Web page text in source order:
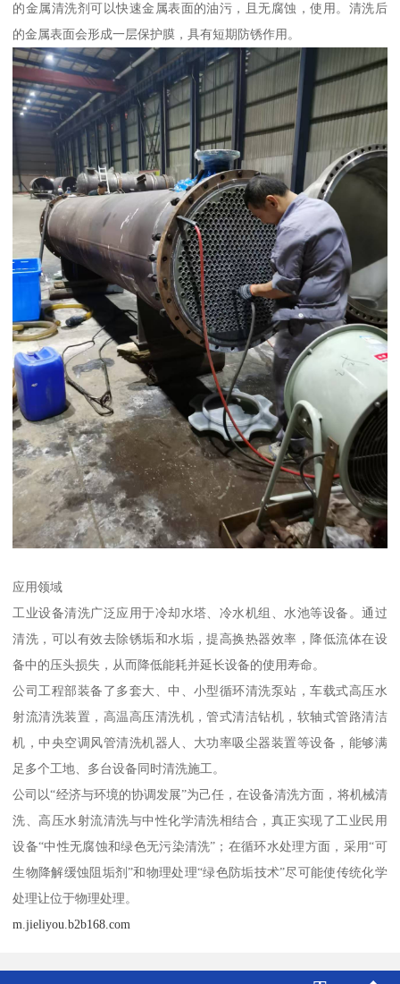
的金属清洗剂可以快速金属表面的油污，且无腐蚀，使用。清洗后
的金属表面会形成一层保护膜，具有短期防锈作用。
应用领域
工业设备清洗广泛应用于冷却水塔、冷水机组、水池等设备。通过
清洗，可以有效去除锈垢和水垢，提高换热器效率，降低流体在设
备中的压头损失，从而降低能耗并延长设备的使用寿命。
公司工程部装备了多套大、中、小型循环清洗泵站，车载式高压水
射流清洗装置，高温高压清洗机，管式清洁钻机，软轴式管路清洁
机，中央空调风管清洗机器人、大功率吸尘器装置等设备，能够满
足多个工地、多台设备同时清洗施工。
公司以“经济与环境的协调发展”为己任，在设备清洗方面，将机械清
洗、高压水射流清洗与中性化学清洗相结合，真正实现了工业民用
设备“中性无腐蚀和绿色无污染清洗”；在循环水处理方面，采用“可
生物降解缓蚀阻垢剂”和物理处理“绿色防垢技术”尽可能使传统化学
处理让位于物理处理。
m.jieliyou.b2b168.com